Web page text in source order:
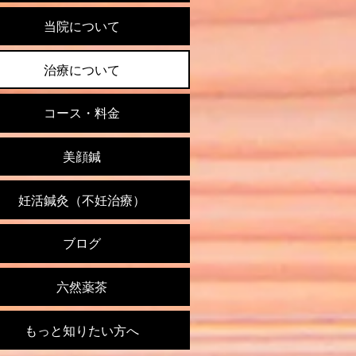
当院について
治療について
コース・料金
美顔鍼
妊活鍼灸（不妊治療）
ブログ
六然薬茶
もっと知りたい方へ